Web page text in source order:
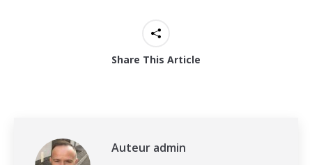
Share This Article
Auteur admin